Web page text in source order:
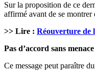
Sur la proposition de ce
affirmé avant de se
>> Lire : Réouverture de
Pas d’accord sans
Ce message peut paraître